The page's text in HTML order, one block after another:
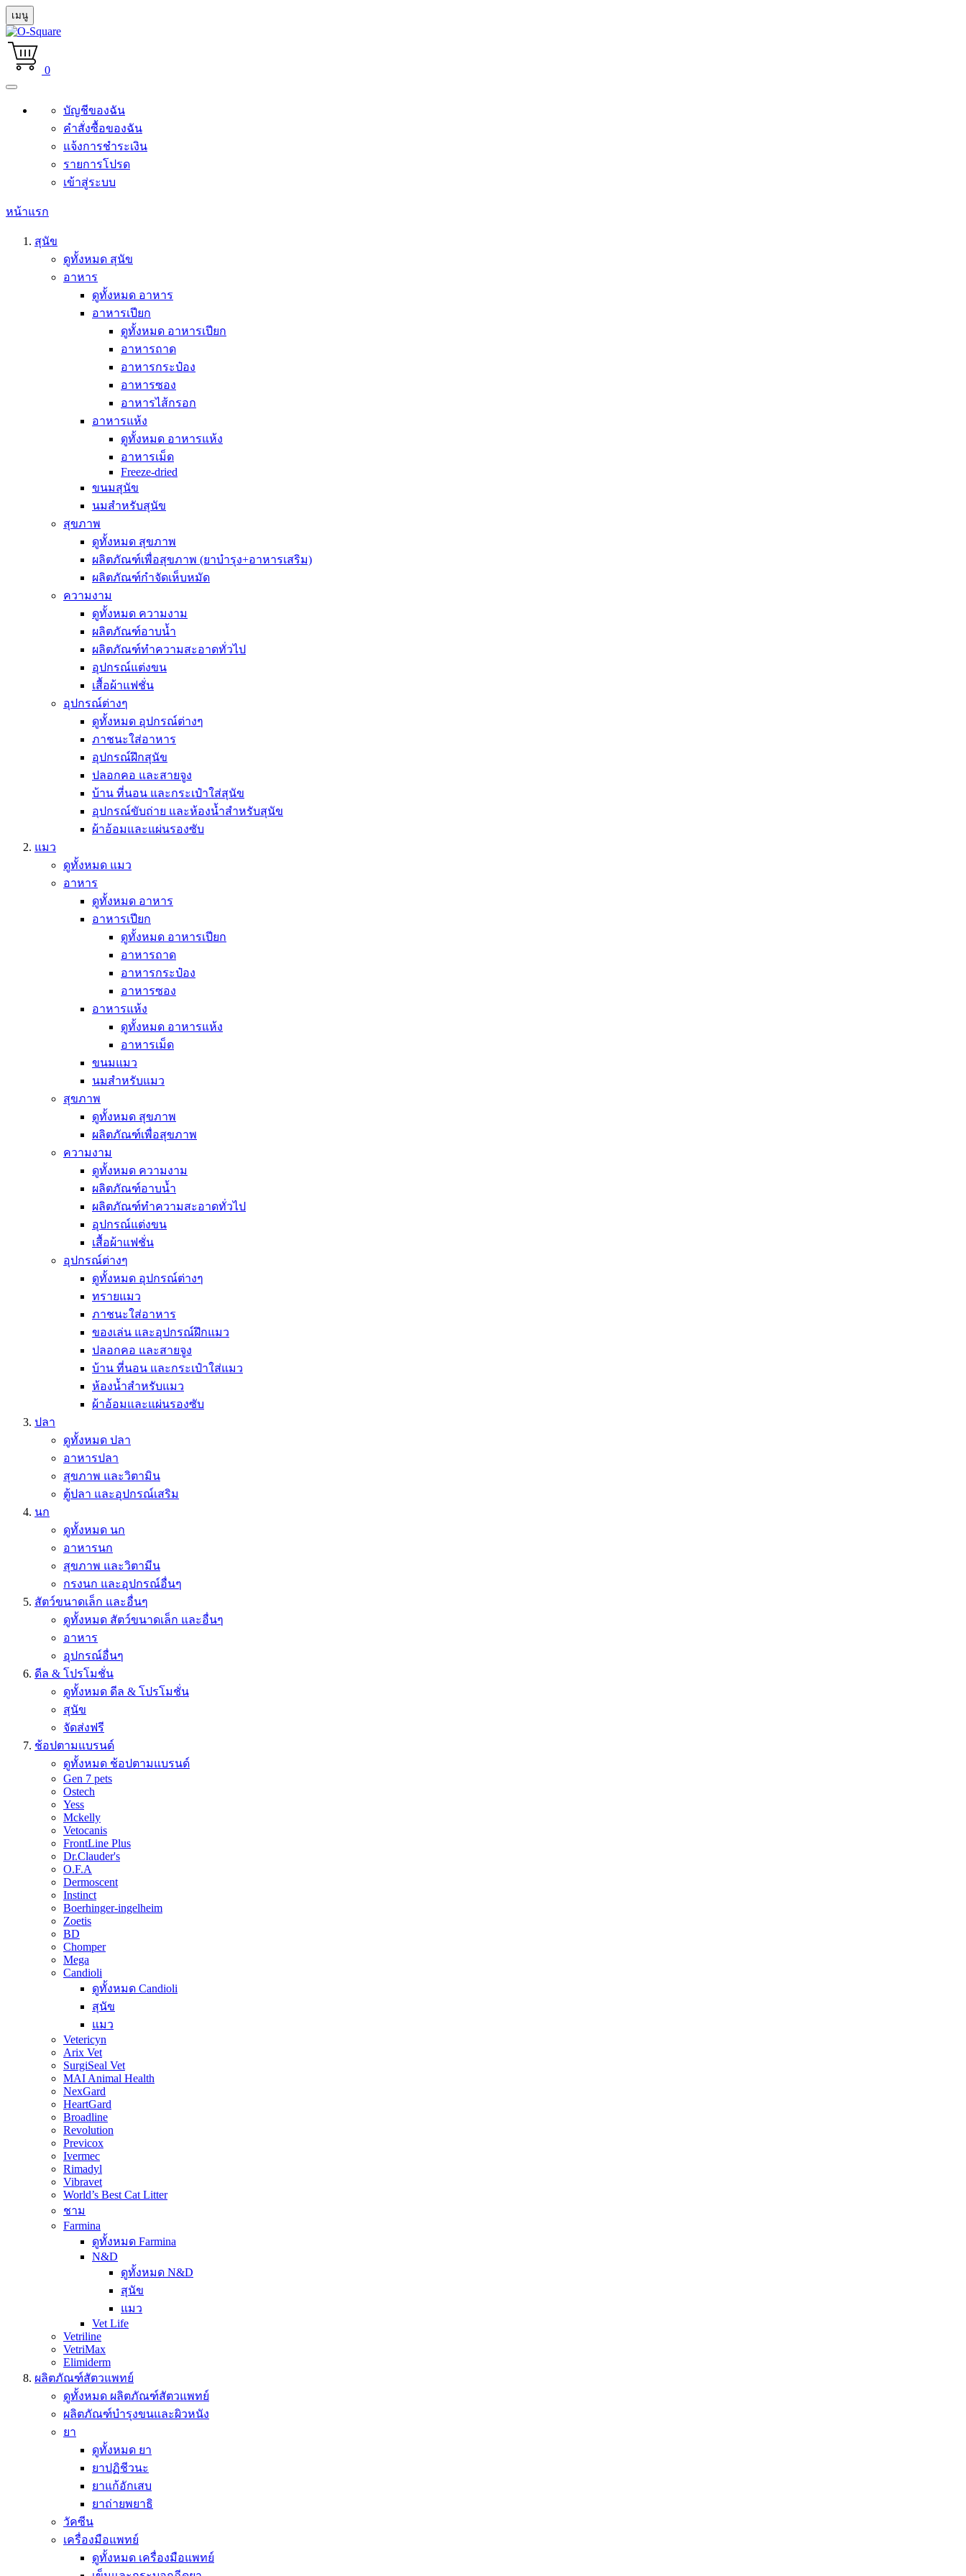
เมนู
0
บัญชีของฉัน
คำสั่งซื้อของฉัน
แจ้งการชำระเงิน
รายการโปรด
เข้าสู่ระบบ
หน้าแรก
สุนัข
ดูทั้งหมด สุนัข
อาหาร
ดูทั้งหมด อาหาร
อาหารเปียก
ดูทั้งหมด อาหารเปียก
อาหารถาด
อาหารกระป๋อง
อาหารซอง
อาหารไส้กรอก
อาหารแห้ง
ดูทั้งหมด อาหารแห้ง
อาหารเม็ด
Freeze-dried
ขนมสุนัข
นมสำหรับสุนัข
สุขภาพ
ดูทั้งหมด สุขภาพ
ผลิตภัณฑ์เพื่อสุขภาพ (ยาบำรุง+อาหารเสริม)
ผลิตภัณฑ์กำจัดเห็บหมัด
ความงาม
ดูทั้งหมด ความงาม
ผลิตภัณฑ์อาบน้ำ
ผลิตภัณฑ์ทำความสะอาดทั่วไป
อุปกรณ์แต่งขน
เสื้อผ้าแฟชั่น
อุปกรณ์ต่างๆ
ดูทั้งหมด อุปกรณ์ต่างๆ
ภาชนะใส่อาหาร
อุปกรณ์ฝึกสุนัข
ปลอกคอ และสายจูง
บ้าน ที่นอน และกระเป๋าใส่สุนัข
อุปกรณ์ขับถ่าย และห้องน้ำสำหรับสุนัข
ผ้าอ้อมและแผ่นรองซับ
แมว
ดูทั้งหมด แมว
อาหาร
ดูทั้งหมด อาหาร
อาหารเปียก
ดูทั้งหมด อาหารเปียก
อาหารถาด
อาหารกระป๋อง
อาหารซอง
อาหารแห้ง
ดูทั้งหมด อาหารแห้ง
อาหารเม็ด
ขนมแมว
นมสำหรับแมว
สุขภาพ
ดูทั้งหมด สุขภาพ
ผลิตภัณฑ์เพื่อสุขภาพ
ความงาม
ดูทั้งหมด ความงาม
ผลิตภัณฑ์อาบน้ำ
ผลิตภัณฑ์ทำความสะอาดทั่วไป
อุปกรณ์แต่งขน
เสื้อผ้าแฟชั่น
อุปกรณ์ต่างๆ
ดูทั้งหมด อุปกรณ์ต่างๆ
ทรายแมว
ภาชนะใส่อาหาร
ของเล่น และอุปกรณ์ฝึกแมว
ปลอกคอ และสายจูง
บ้าน ที่นอน และกระเป๋าใส่แมว
ห้องน้ำสำหรับแมว
ผ้าอ้อมและแผ่นรองซับ
ปลา
ดูทั้งหมด ปลา
อาหารปลา
สุขภาพ และวิตามิน
ตู้ปลา และอุปกรณ์เสริม
นก
ดูทั้งหมด นก
อาหารนก
สุขภาพ และวิตามีน
กรงนก และอุปกรณ์อื่นๆ
สัตว์ขนาดเล็ก และอื่นๆ
ดูทั้งหมด สัตว์ขนาดเล็ก และอื่นๆ
อาหาร
อุปกรณ์อื่นๆ
ดีล & โปรโมชั่น
ดูทั้งหมด ดีล & โปรโมชั่น
สุนัข
จัดส่งฟรี
ช้อปตามแบรนด์
ดูทั้งหมด ช้อปตามแบรนด์
Gen 7 pets
Ostech
Yess
Mckelly
Vetocanis
FrontLine Plus
Dr.Clauder's
O.F.A
Dermoscent
Instinct
Boerhinger-ingelheim
Zoetis
BD
Chomper
Mega
Candioli
ดูทั้งหมด Candioli
สุนัข
แมว
Vetericyn
Arix Vet
SurgiSeal Vet
MAI Animal Health
NexGard
HeartGard
Broadline
Revolution
Previcox
Ivermec
Rimadyl
Vibravet
World’s Best Cat Litter
ชาม
Farmina
ดูทั้งหมด Farmina
N&D
ดูทั้งหมด N&D
สุนัข
แมว
Vet Life
Vetriline
VetriMax
Elimiderm
ผลิตภัณฑ์สัตวแพทย์
ดูทั้งหมด ผลิตภัณฑ์สัตวแพทย์
ผลิตภัณฑ์บำรุงขนและผิวหนัง
ยา
ดูทั้งหมด ยา
ยาปฏิชีวนะ
ยาแก้อักเสบ
ยาถ่ายพยาธิ
วัคซีน
เครื่องมือแพทย์
ดูทั้งหมด เครื่องมือแพทย์